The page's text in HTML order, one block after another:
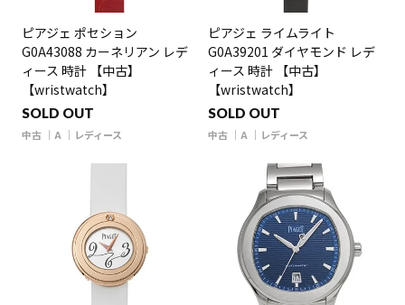
ピアジェ ポセション
G0A43088 カーネリアン レデ
ィース 時計 【中古】
【wristwatch】
SOLD OUT
中古 A レディース
ピアジェ ライムライト
G0A39201 ダイヤモンド レデ
ィース 時計 【中古】
【wristwatch】
SOLD OUT
中古 A レディース